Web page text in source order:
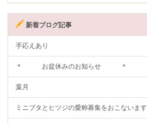
新着ブログ記事
手応えあり
＊ お盆休みのお知らせ ＊
葉月
ミニブタとヒツジの愛称募集をおこないます